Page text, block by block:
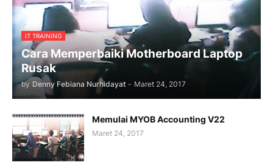
IT TRAINING
Cara Memperbaiki Motherboard Laptop
Rusak
by Denny Febiana Nurhidayat - Maret 24, 2017
Memulai MYOB Accounting V22
Maret 24, 2017